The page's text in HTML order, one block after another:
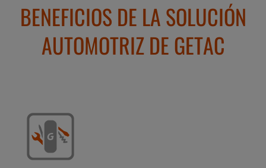
BENEFICIOS DE LA SOLUCIÓN
AUTOMOTRIZ DE GETAC